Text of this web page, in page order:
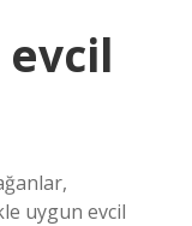
uygun evcil